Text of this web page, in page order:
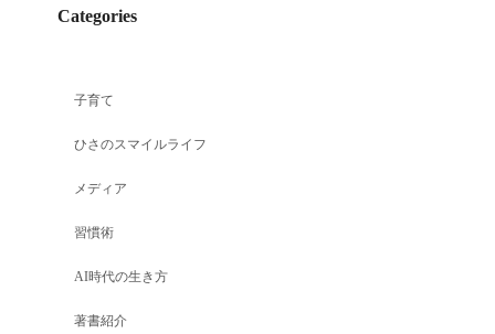
Categories
子育て
ひさのスマイルライフ
メディア
習慣術
AI時代の生き方
著書紹介